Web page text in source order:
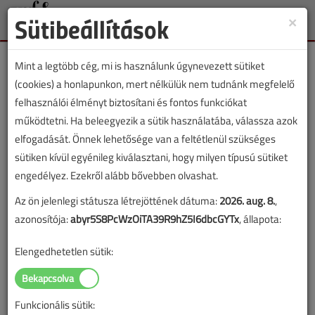
Toggle
Lapszám:
TARTALOM
Gázellátás
Szénalapú gázgyártás
Magyarországon
2017/12. lapszám
×
Sütibeállítások
Mint a legtöbb cég, mi is használunk úgynevezett sütiket
(cookies) a honlapunkon, mert nélkülük nem tudnánk megfelelő
felhasználói élményt biztosítani és fontos funkciókat
működtetni. Ha beleegyezik a sütik használatába, válassza azok
elfogadását. Önnek lehetősége van a feltétlenül szükséges
sütiken kívül egyénileg kiválasztani, hogy milyen típusú sütiket
engedélyez. Ezekről alább bővebben olvashat.
Az ön jelenlegi státusza létrejöttének dátuma:2026. aug. 8.,
azonosítója:abyr5S8PcWzOiTA39R9hZ5I6dbcGYTx, állapota:
Elengedhetetlen sütik:
Funkcionális sütik: